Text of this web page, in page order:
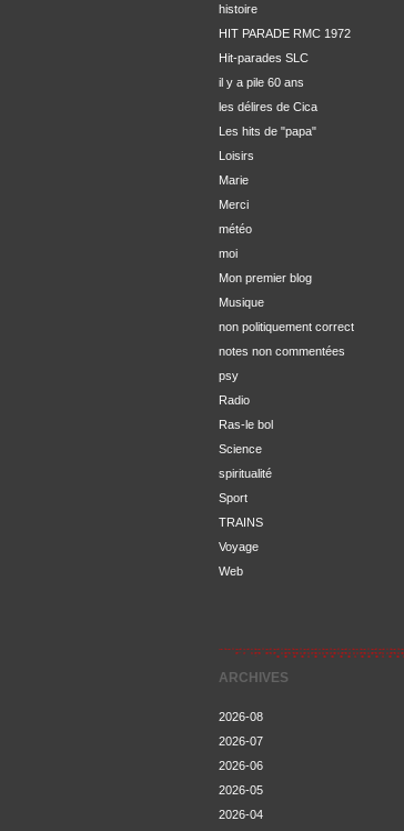
histoire
HIT PARADE RMC 1972
Hit-parades SLC
il y a pile 60 ans
les délires de Cica
Les hits de "papa"
Loisirs
Marie
Merci
météo
moi
Mon premier blog
Musique
non politiquement correct
notes non commentées
psy
Radio
Ras-le bol
Science
spiritualité
Sport
TRAINS
Voyage
Web
ARCHIVES
2026-08
2026-07
2026-06
2026-05
2026-04